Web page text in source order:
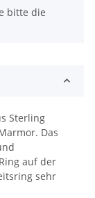
bitte die
Sterling
Das
auf der
sehr